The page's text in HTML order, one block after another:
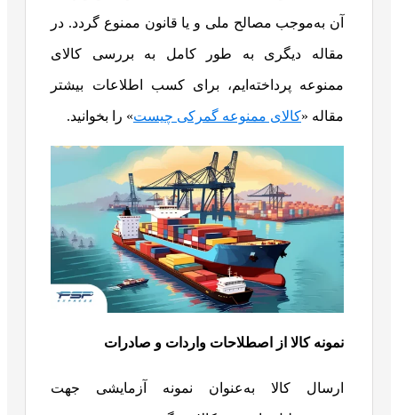
آن به‌موجب مصالح ملی و یا قانون ممنوع گردد. در
مقاله دیگری به طور کامل به بررسی کالای
ممنوعه پرداخته‌ایم، برای کسب اطلاعات بیشتر
مقاله «کالای ممنوعه گمرکی چیست» را بخوانید.
نمونه کالا از اصطلاحات واردات و صادرات
ارسال کالا به‌عنوان نمونه آزمایشی جهت